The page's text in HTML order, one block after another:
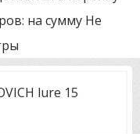
на сумму Не